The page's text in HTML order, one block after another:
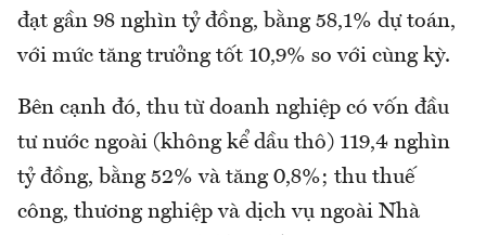
đạt gần 98 nghìn tỷ đồng, bằng 58,1% dự toán,
với mức tăng trưởng tốt 10,9% so với cùng kỳ.
Bên cạnh đó, thu từ doanh nghiệp có vốn đầu
tư nước ngoài (không kể dầu thô) 119,4 nghìn
tỷ đồng, bằng 52% và tăng 0,8%; thu thuế
công, thương nghiệp và dịch vụ ngoài Nhà